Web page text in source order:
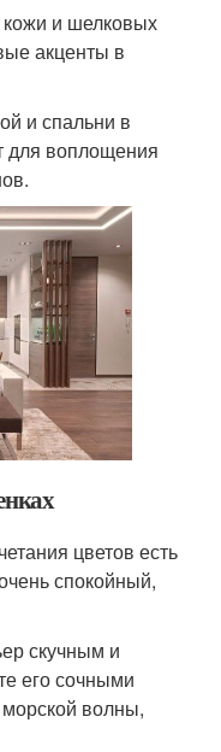
кожи и шелковых
акценты в
и спальни в
для воплощения
цветов есть
спокойный,
скучным и
его сочными
волны,